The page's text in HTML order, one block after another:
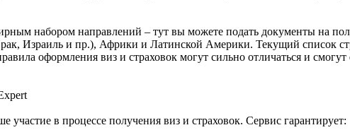
набором направлений – тут вы можете подать документы на
Израиль и пр.), Африки и Латинской Америки. Текущий список
оформления виз и страховок могут сильно отличаться и
участие в процессе получения виз и страховок. Сервис гарантирует: